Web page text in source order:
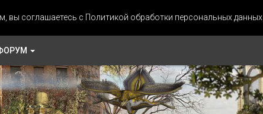
соглашаетесь с Политикой обработки персональных данных.